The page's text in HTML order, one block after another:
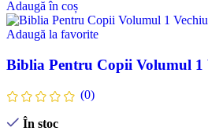
Adaugă în coș
Adaugă la favorite
Biblia Pentru Copii Volumul 1
(0)
În stoc